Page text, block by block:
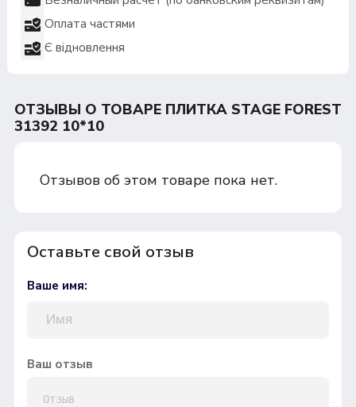
Оплата частями
Є відновлення
ОТЗЫВЫ О ТОВАРЕ ПЛИТКА STAGE FOREST
31392 10*10
Отзывов об этом товаре пока нет.
Оставьте свой отзыв
Ваше имя:
Ваш отзыв